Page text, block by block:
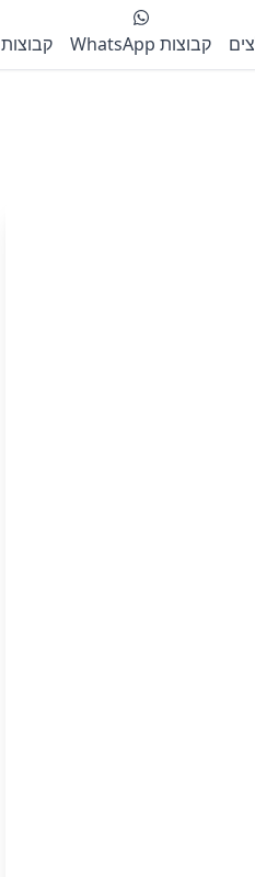
קבוצות WhatsApp קבוצות Telegram